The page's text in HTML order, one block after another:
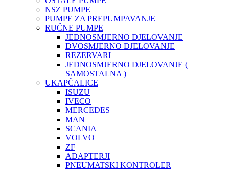
NSZ PUMPE
PUMPE ZA PREPUMPAVANJE
RUČNE PUMPE
JEDNOSMJERNO DJELOVANJE
DVOSMJERNO DJELOVANJE
REZERVARI
JEDNOSMJERNO DJELOVANJE (
SAMOSTALNA )
UKAPČALICE
ISUZU
IVECO
MERCEDES
MAN
SCANIA
VOLVO
ZF
ADAPTERJI
PNEUMATSKI KONTROLER